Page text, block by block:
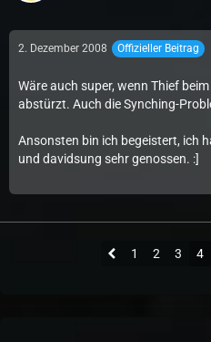
2. Dezember 2008 Offizieller Beitrag
Wäre auch super, wenn Thief
abstürzt. Auch die Synching-
Ansonsten bin ich begeistert, ich
und davidsung sehr genossen. :]
1 2 3 4